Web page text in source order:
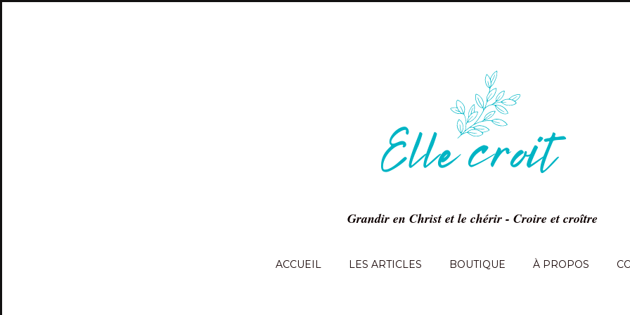
Grandir en Christ et le chérir - Croire et croître
ACCUEIL LES ARTICLES BOUTIQUE À PROPOS